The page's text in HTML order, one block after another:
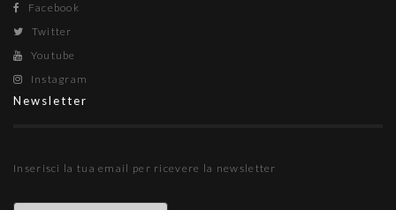
Facebook
Twitter
Youtube
Instagram
Newsletter
Inserisci la tua email per ricevere la newsletter